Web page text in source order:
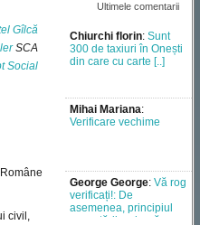
Gîlcă
SCA
Social
civil,
Ultimele comentarii
Mihai Mariana:
Verificare vechime
George George
verificați!: De
Mădălina Maroga:Un
semnal de alarmă la
adresa tuturor celor